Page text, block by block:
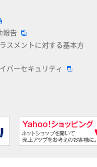
報告
スメントに対する基本方
バーセキュリティ